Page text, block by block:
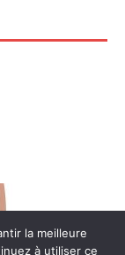
la meilleure
à utiliser ce